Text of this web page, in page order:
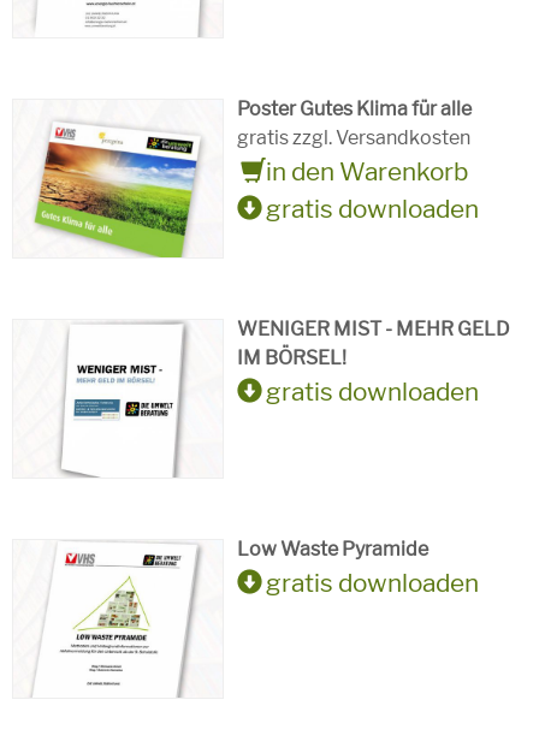
Poster Gutes Klima für alle
gratis zzgl. Versandkosten
in den Warenkorb
gratis downloaden
WENIGER MIST - MEHR GELD
IM BÖRSEL!
gratis downloaden
Low Waste Pyramide
gratis downloaden